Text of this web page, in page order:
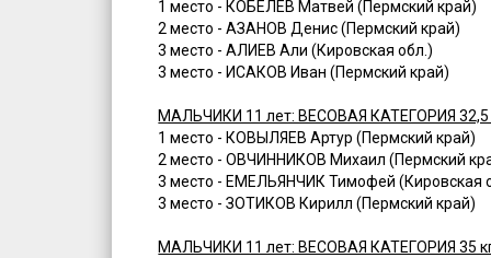
1 место - КОБЕЛЕВ Матвей (Пермский край)
2 место - АЗАНОВ Денис (Пермский край)
3 место - АЛИЕВ Али (Кировская обл.)
3 место - ИСАКОВ Иван (Пермский край)
МАЛЬЧИКИ 11 лет: ВЕСОВАЯ КАТЕГОРИЯ 32,5
1 место - КОВЫЛЯЕВ Артур (Пермский край)
2 место - ОВЧИННИКОВ Михаил (Пермский
3 место - ЕМЕЛЬЯНЧИК Тимофей (Кировская
3 место - ЗОТИКОВ Кирилл (Пермский край)
МАЛЬЧИКИ 11 лет: ВЕСОВАЯ КАТЕГОРИЯ 35